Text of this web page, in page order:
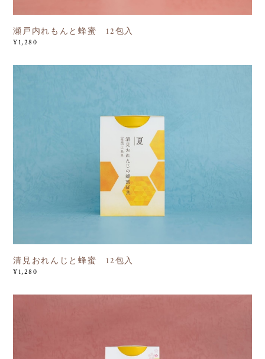
瀬戸内れもんと蜂蜜 12包入
¥1,280
清見おれんじと蜂蜜 12包入
¥1,280